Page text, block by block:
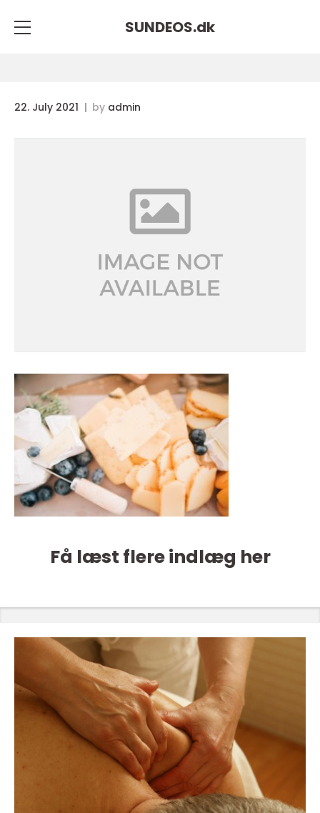
SUNDEOS.dk
22. July 2021 by admin
Få læst flere indlæg her